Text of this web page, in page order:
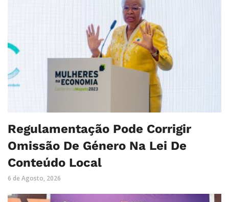
Regulamentação Pode Corrigir
Omissão De Género Na Lei De
Conteúdo Local
6 de Agosto, 2026